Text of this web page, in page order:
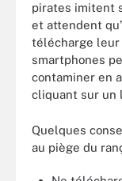
pirates imitent
et attendent
télécharge leur
smartphones
contaminer en
cliquant sur un
Quelques
au piège du